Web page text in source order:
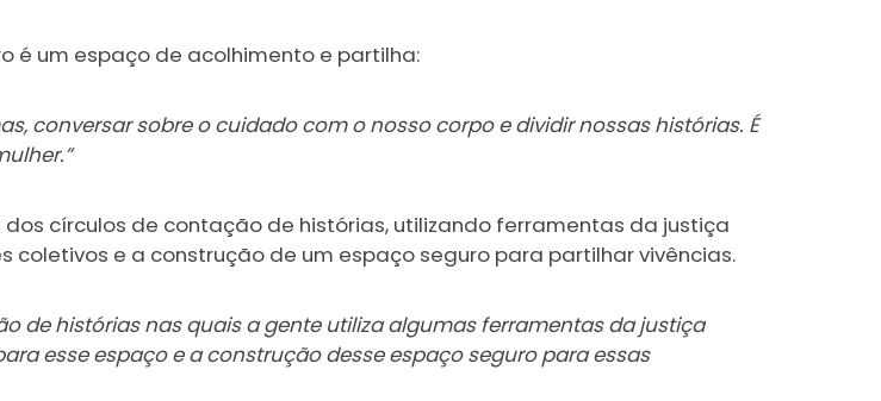
é um espaço de acolhimento e partilha:
conversar sobre o cuidado com o nosso corpo e dividir nossas histórias. É
círculos de contação de histórias, utilizando ferramentas da justiça
e a construção de um espaço seguro para partilhar vivências.
de histórias nas quais a gente utiliza algumas ferramentas da justiça
esse espaço e a construção desse espaço seguro para essas